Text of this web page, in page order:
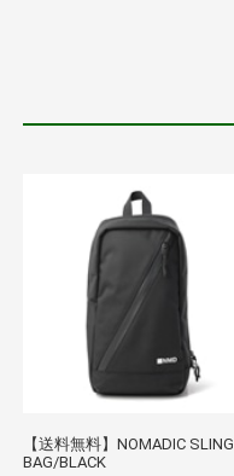
【送料無料】NOMADIC SLING
BAG/BLACK